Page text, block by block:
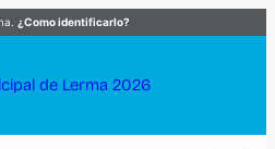
¿Como identificarlo?
de Lerma 2026